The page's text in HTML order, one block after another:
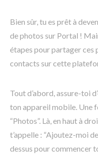
Bien sûr, tu es prêt à
de photos sur Portal !
étapes pour partager ces
contacts sur cette
Tout d’abord, assure-toi
ton appareil mobile. Une
“Photos”. Là, en haut à
t’appelle : “Ajoutez-moi
dessus pour commencer